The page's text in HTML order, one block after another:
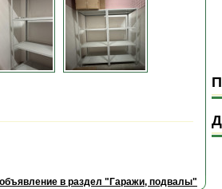
в раздел "Гаражи, подвалы"